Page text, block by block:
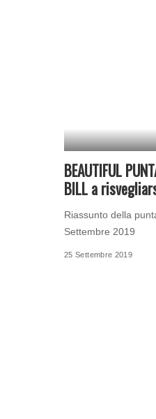
BEAUTIFUL
BILL a
Riassunto della
Settembre 2019
25 Settembre 2019